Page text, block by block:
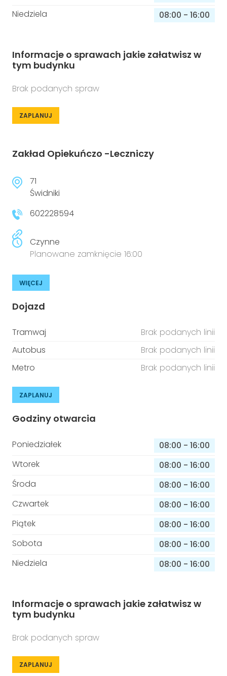
Niedziela
08:00 - 16:00
Informacje o sprawach jakie załatwisz w
tym budynku
Brak podanych spraw
ZAPLANUJ
Zakład Opiekuńczo -Leczniczy
71
Świdniki
602228594
Czynne
Planowane zamknięcie 16:00
WIĘCEJ
Dojazd
Tramwaj
Brak podanych linii
Autobus
Brak podanych linii
Metro
Brak podanych linii
ZAPLANUJ
Godziny otwarcia
Poniedziałek 08:00 - 16:00
Wtorek
08:00 - 16:00
Środa
08:00 - 16:00
Czwartek
08:00 - 16:00
Piątek
08:00 - 16:00
Sobota
08:00 - 16:00
Niedziela
08:00 - 16:00
Informacje o sprawach jakie załatwisz w
tym budynku
Brak podanych spraw
ZAPLANUJ